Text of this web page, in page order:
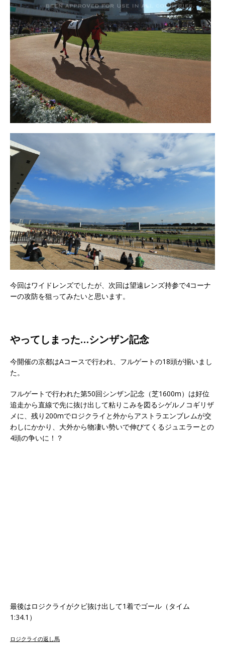
今回はワイドレンズでしたが、次回は望遠レンズ持参で4コーナ
ーの攻防を狙ってみたいと思います。
やってしまった…シンザン記念
今開催の京都はAコースで行われ、フルゲートの18頭が揃いまし
た。
フルゲートで行われた第50回シンザン記念（芝1600m）は好位
追走から直線で先に抜け出して粘りこみを図るシゲルノコギリザ
メに、残り200mでロジクライと外からアストラエンブレムが交
わしにかかり、大外から物凄い勢いで伸びてくるジュエラーとの
4頭の争いに！？
最後はロジクライがクビ抜け出して1着でゴール（タイム
1:34.1）
ロジクライの返し馬